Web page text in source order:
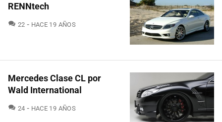
RENNtech
22 COMENTARIOS
HACE 19 AÑOS
Mercedes Clase CL por
Wald International
24 COMENTARIOS
HACE 19 AÑOS